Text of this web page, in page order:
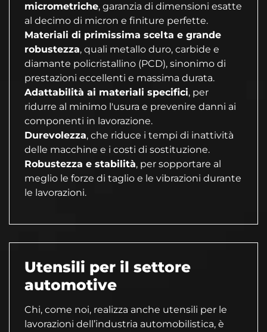
micrometriche, garanzia di dimensioni esatte
al decimo di micron e finiture perfette.
Materiali di primissima scelta e grande
robustezza, quali metallo duro, carbide e
diamante policristallino (PCD), sinonimo di
prestazioni eccellenti e massima durata.
Adattabilità ai materiali specifici, per
ridurre al minimo l'usura e prevenire danni ai
componenti in lavorazione.
Durevolezza, che riduce i tempi di inattività
delle macchine e i costi di sostituzione.
Robustezza e stabilità, per sopportare al
meglio le forze di taglio e le vibrazioni durante
le lavorazioni.
Utensili per il settore
automotive
Chi, come noi, realizza anche utensili per le
lavorazioni dell’industria automobilistica, è